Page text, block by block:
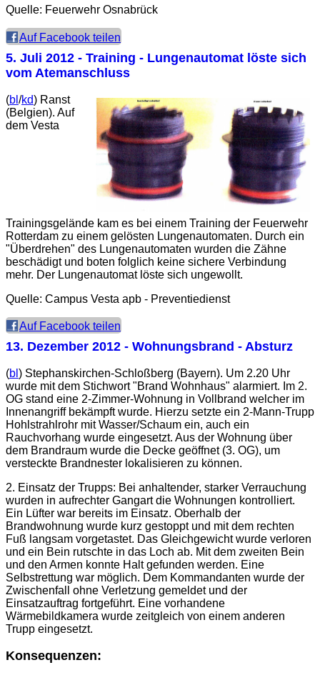
Quelle: Feuerwehr Osnabrück
Auf Facebook teilen
5. Juli 2012 - Training - Lungenautomat löste sich
vom Atemanschluss
(bl /kd) Ranst
(Belgien). Auf
dem Vesta
Trainingsgelände kam es bei einem Training der Feuerwehr
Rotterdam zu einem gelösten Lungenautomaten. Durch ein
"Überdrehen" des Lungenautomaten wurden die Zähne
beschädigt und boten folglich keine sichere Verbindung
mehr. Der Lungenautomat löste sich ungewollt.
Quelle: Campus Vesta apb - Preventiedienst
Auf Facebook teilen
13. Dezember 2012 - Wohnungsbrand - Absturz
(bl ) Stephanskirchen-Schloßberg (Bayern). Um 2.20 Uhr
wurde mit dem Stichwort "Brand Wohnhaus" alarmiert. Im 2.
OG stand eine 2-Zimmer-Wohnung in Vollbrand welcher im
Innenangriff bekämpft wurde. Hierzu setzte ein 2-Mann-Trupp
Hohlstrahlrohr mit Wasser/Schaum ein, auch ein
Rauchvorhang wurde eingesetzt. Aus der Wohnung über
dem Brandraum wurde die Decke geöffnet (3. OG), um
versteckte Brandnester lokalisieren zu können.
2. Einsatz der Trupps: Bei anhaltender, starker Verrauchung
wurden in aufrechter Gangart die Wohnungen kontrolliert.
Ein Lüfter war bereits im Einsatz. Oberhalb der
Brandwohnung wurde kurz gestoppt und mit dem rechten
Fuß langsam vorgetastet. Das Gleichgewicht wurde verloren
und ein Bein rutschte in das Loch ab. Mit dem zweiten Bein
und den Armen konnte Halt gefunden werden. Eine
Selbstrettung war möglich. Dem Kommandanten wurde der
Zwischenfall ohne Verletzung gemeldet und der
Einsatzauftrag fortgeführt. Eine vorhandene
Wärmebildkamera wurde zeitgleich von einem anderen
Trupp eingesetzt.
Konsequenzen: